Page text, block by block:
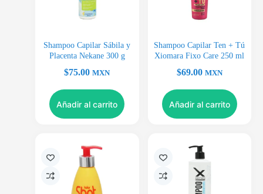
Shampoo Capilar Sábila y
Placenta Nekane 300 g
$75.00 MXN
Añadir al carrito
Shampoo Capilar Ten + Tú
Xiomara Fixo Care 250 ml
$69.00 MXN
Añadir al carrito